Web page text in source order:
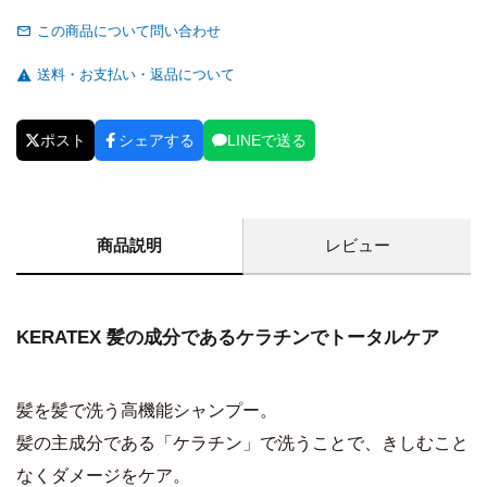
この商品について問い合わせ
送料・お支払い・返品について
ポスト シェアする LINEで送る
商品説明 レビュー
KERATEX 髪の成分であるケラチンでトータルケア
髪を髪で洗う高機能シャンプー。
髪の主成分である「ケラチン」で洗うことで、きしむこと
なくダメージをケア。